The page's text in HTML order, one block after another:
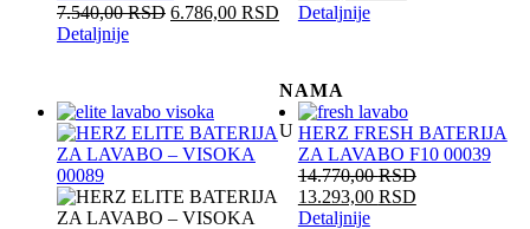
7.540,00RSD 6.786,00 RSD
Detaljnije
Detaljnije
HERZ FRESH BATERIJA
ZA LAVABO F10 00039
14.770,00RSD
13.293,00 RSD
Detaljnije
NAMA
U